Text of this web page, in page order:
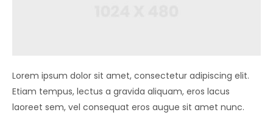
Lorem ipsum dolor sit amet, consectetur adipiscing elit.
Etiam tempus, lectus a gravida aliquam, eros lacus
laoreet sem, vel consequat eros augue sit amet nunc.